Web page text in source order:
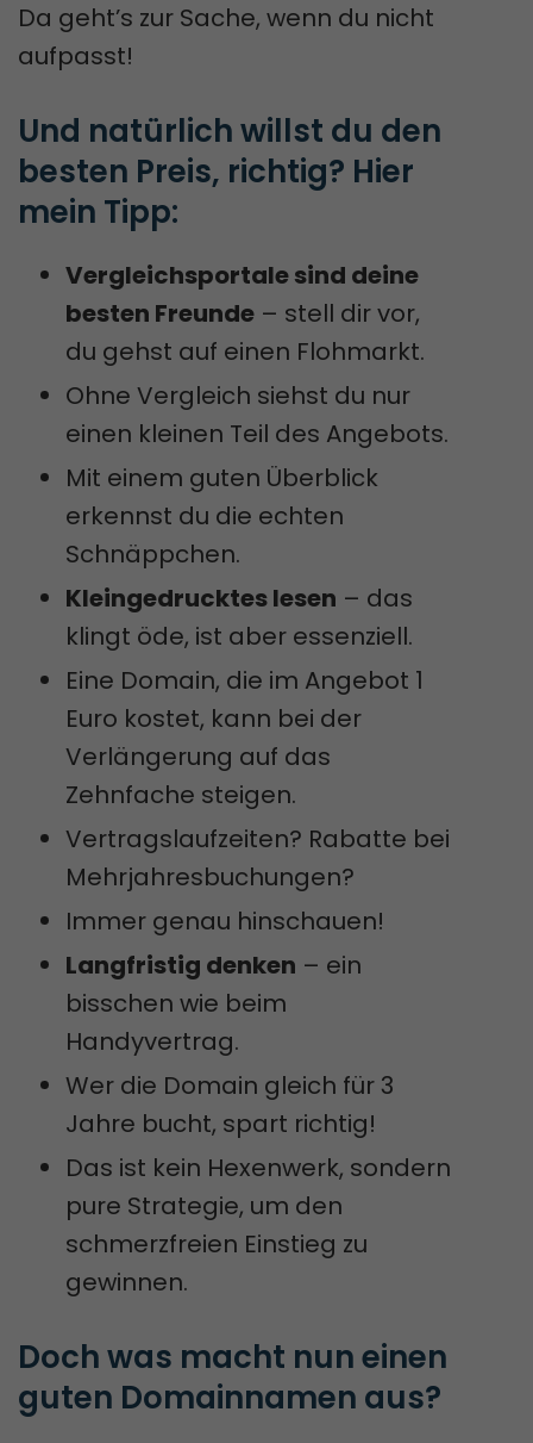
Da geht’s zur Sache, wenn du nicht
aufpasst!
Und natürlich willst du den
besten Preis, richtig? Hier
mein Tipp:
Vergleichsportale sind deine
besten Freunde – stell dir vor,
du gehst auf einen Flohmarkt.
Ohne Vergleich siehst du nur
einen kleinen Teil des Angebots.
Mit einem guten Überblick
erkennst du die echten
Schnäppchen.
Kleingedrucktes lesen – das
klingt öde, ist aber essenziell.
Eine Domain, die im Angebot 1
Euro kostet, kann bei der
Verlängerung auf das
Zehnfache steigen.
Vertragslaufzeiten? Rabatte bei
Mehrjahresbuchungen?
Immer genau hinschauen!
Langfristig denken – ein
bisschen wie beim
Handyvertrag.
Wer die Domain gleich für 3
Jahre bucht, spart richtig!
Das ist kein Hexenwerk, sondern
pure Strategie, um den
schmerzfreien Einstieg zu
gewinnen.
Doch was macht nun einen
guten Domainnamen aus?